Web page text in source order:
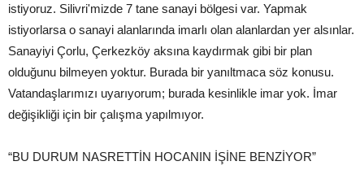
istiyoruz. Silivri'mizde 7 tane sanayi bölgesi var. Yapmak
istiyorlarsa o sanayi alanlarında imarlı olan alanlardan yer alsınlar.
Sanayiyi Çorlu, Çerkezköy aksına kaydırmak gibi bir plan
olduğunu bilmeyen yoktur. Burada bir yanıltmaca söz konusu.
Vatandaşlarımızı uyarıyorum; burada kesinlikle imar yok. İmar
değişikliği için bir çalışma yapılmıyor.
“BU DURUM NASRETTİN HOCANIN İŞİNE BENZİYOR”